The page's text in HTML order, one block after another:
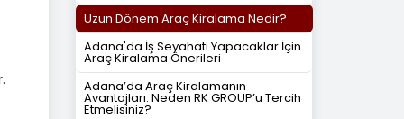
Uzun Dönem Araç Kiralama Nedir?
Adana'da İş Seyahati Yapacaklar İçin
Araç Kiralama Önerileri
Adana’da Araç Kiralamanın
Avantajları: Neden RK GROUP’u Tercih
Etmelisiniz?